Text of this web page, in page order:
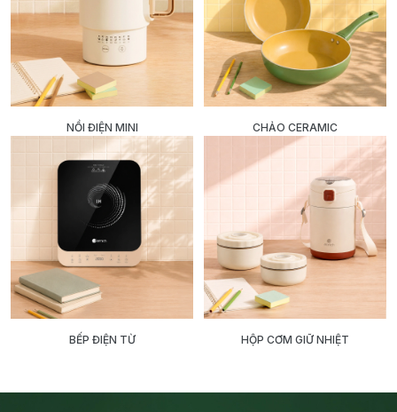
NỒI ĐIỆN MINI CHẢO CERAMIC
BẾP ĐIỆN TỪ HỘP CƠM GIỮ NHIỆT